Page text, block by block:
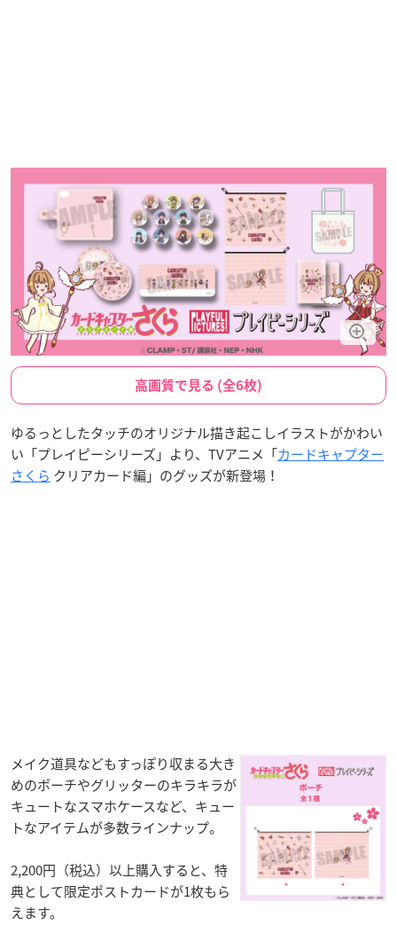
高画質で見る (全6枚)
ゆるっとしたタッチのオリジナル描き起こしイラストがかわい
い「プレイピーシリーズ」より、TVアニメ「カードキャプター
さくら クリアカード編」のグッズが新登場！
メイク道具などもすっぽり収まる大き
めのポーチやグリッターのキラキラが
キュートなスマホケースなど、キュー
トなアイテムが多数ラインナップ。
2,200円（税込）以上購入すると、特
典として限定ポストカードが1枚もら
えます。